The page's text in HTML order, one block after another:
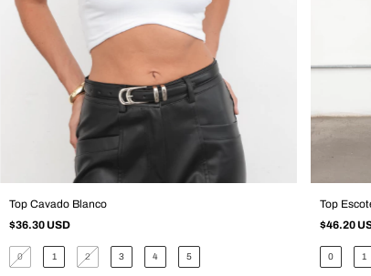
Top Cavado Blanco
$36.30 USD
0 1 2 3 4 5
Top
$46.20
0 1